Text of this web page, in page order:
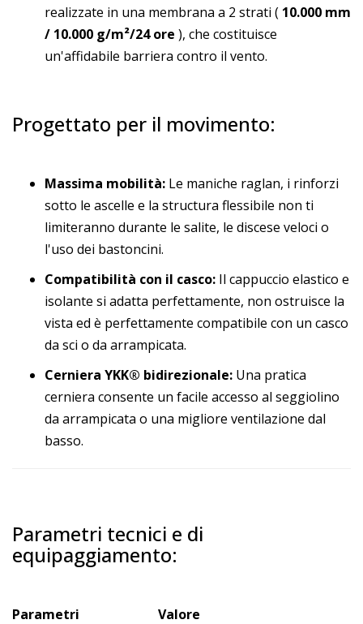
realizzate in una membrana a 2 strati ( 10.000 mm
/ 10.000 g/m²/24 ore ), che costituisce
un'affidabile barriera contro il vento.
Progettato per il movimento:
Massima mobilità: Le maniche raglan, i rinforzi
sotto le ascelle e la structura flessibile non ti
limiteranno durante le salite, le discese veloci o
l'uso dei bastoncini.
Compatibilità con il casco: Il cappuccio elastico e
isolante si adatta perfettamente, non ostruisce la
vista ed è perfettamente compatibile con un casco
da sci o da arrampicata.
Cerniera YKK® bidirezionale: Una pratica
cerniera consente un facile accesso al seggiolino
da arrampicata o una migliore ventilazione dal
basso.
Parametri tecnici e di
equipaggiamento:
Parametri
Valore